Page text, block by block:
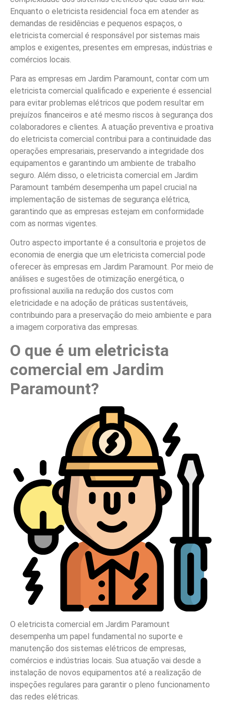
Enquanto o eletricista residencial foca em atender as
demandas de residências e pequenos espaços, o
eletricista comercial é responsável por sistemas mais
amplos e exigentes, presentes em empresas, indústrias e
comércios locais.
Para as empresas em Jardim Paramount, contar com um
eletricista comercial qualificado e experiente é essencial
para evitar problemas elétricos que podem resultar em
prejuízos financeiros e até mesmo riscos à segurança dos
colaboradores e clientes. A atuação preventiva e proativa
do eletricista comercial contribui para a continuidade das
operações empresariais, preservando a integridade dos
equipamentos e garantindo um ambiente de trabalho
seguro. Além disso, o eletricista comercial em Jardim
Paramount também desempenha um papel crucial na
implementação de sistemas de segurança elétrica,
garantindo que as empresas estejam em conformidade
com as normas vigentes.
Outro aspecto importante é a consultoria e projetos de
economia de energia que um eletricista comercial pode
oferecer às empresas em Jardim Paramount. Por meio de
análises e sugestões de otimização energética, o
profissional auxilia na redução dos custos com
eletricidade e na adoção de práticas sustentáveis,
contribuindo para a preservação do meio ambiente e para
a imagem corporativa das empresas.
O que é um eletricista
comercial em Jardim
Paramount?
O eletricista comercial em Jardim Paramount
desempenha um papel fundamental no suporte e
manutenção dos sistemas elétricos de empresas,
comércios e indústrias locais. Sua atuação vai desde a
instalação de novos equipamentos até a realização de
inspeções regulares para garantir o pleno funcionamento
das redes elétricas.